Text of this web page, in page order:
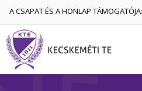
A CSAPAT ÉS A HONLAP TÁMOGATÓJA: